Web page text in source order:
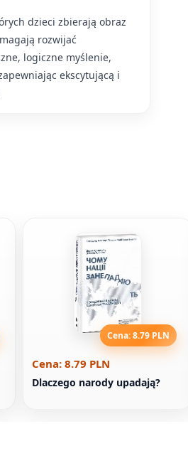
dzieci zbierają obraz
rozwijać
logiczne myślenie,
ekscytującą i
Cena: 8.79 PLN
Cena: 8.79 PLN
Dlaczego narody upadają?